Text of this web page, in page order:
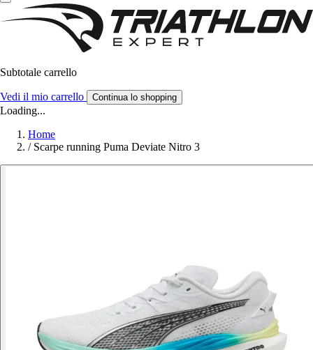
Subtotale carrello
Vedi il mio carrello Continua lo shopping
Loading...
Home
/ Scarpe running Puma Deviate Nitro 3